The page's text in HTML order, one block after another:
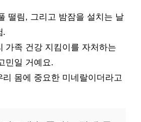
떨림, 그리고 밤잠을 설치는 날
.
가족 건강 지킴이를 자처하는
민일 거예요.
리 몸에 중요한 미네랄이더라고